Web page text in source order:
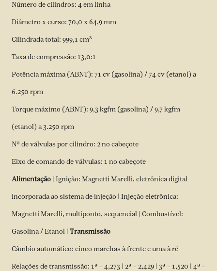
Número de cilindros: 4 em linha
Diâmetro x curso: 70,0 x 64,9 mm
Cilindrada total: 999,1 cm³
Taxa de compressão: 13,0:1
Potência máxima (ABNT): 71 cv (gasolina) / 74 cv (etanol) a
6.250 rpm
Torque máximo (ABNT): 9,3 kgfm (gasolina) / 9,7 kgfm
(etanol) a 3.250 rpm
Nº de válvulas por cilindro: 2 no cabeçote
Eixo de comando de válvulas: 1 no cabeçote
Alimentação | Ignição: Magnetti Marelli, eletrônica digital
incorporada ao sistema de injeção | Injeção eletrônica:
Magnetti Marelli, multiponto, sequencial | Combustível:
Gasolina / Etanol | Transmissão
Câmbio automático: cinco marchas à frente e uma à ré
Relações de transmissão: 1ª – 4,273 | 2ª – 2,429 | 3ª – 1,520 | 4ª –